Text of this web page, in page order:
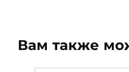
Вам также